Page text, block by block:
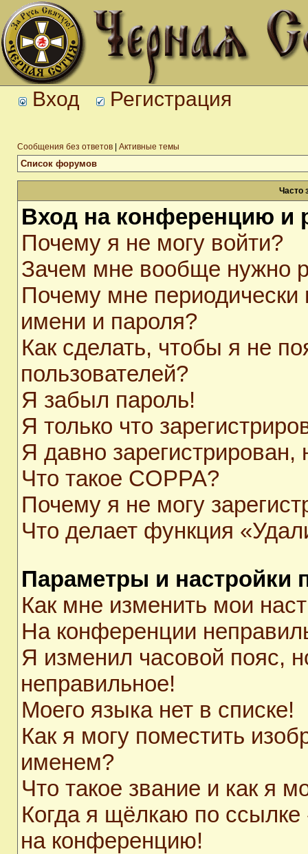
Вход Регистрация
Сообщения без ответов Активные темы
Список форумов
Часто
Вход на конференцию и
Почему я не могу войти?
Зачем мне вообще нужно
Почему мне периодически
имени и пароля?
Как сделать, чтобы я не
пользователей?
Я забыл пароль!
Я только что
Я давно
Что такое COPPA?
Почему я не могу
Что делает функция
Параметры и настройки
Как мне изменить мои
На конференции
Я изменил часовой пояс,
неправильное!
Моего языка нет в списке!
Как я могу поместить
именем?
Что такое звание и как я
Когда я щёлкаю по ссылке
на конференцию!